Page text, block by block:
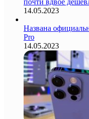
14.05.2023
Названа
Pro
14.05.2023